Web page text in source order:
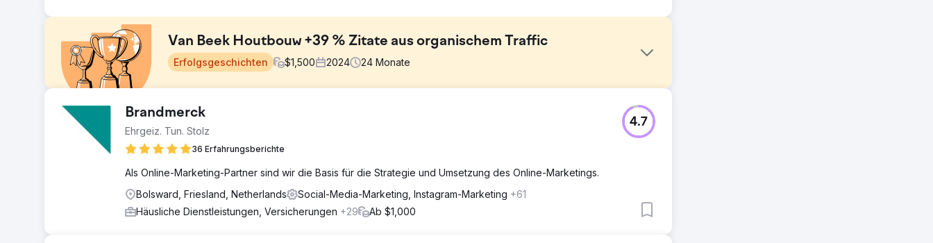
Van Beek Houtbouw +39 % Zitate aus organischem Traffic
Erfolgsgeschichten $1,500 2024 24 Monate
Herausforderung
Van Beek Houtbouw hat uns gefragt, ob wir ihm beim Aufbau verschiedener Marketingaktivitäten helfen könnten. Dabei ging es
darum, das ganze Jahr über stabilere Anfragen zu haben und eine immer regelmäßigere Online-Sichtbarkeit zu erreichen.
Wir haben eine Kombination aus Google Ads-Kampagnen und Social-Media-Kampagnen verwendet, um den besten CPA zu
Sitzungen +46 %, Benutzer +42 %, Zitate über Google organisch +39 %. Jetzt einer der Top-3-Player organisch.
Brandmerck
Ehrgeiz. Tun. Stolz
36 Erfahrungsberichte
4.7
Als Online-Marketing-Partner sind wir die Basis für die Strategie und Umsetzung des Online-Marketings.
Bolsward, Friesland, Netherlands
Social-Media-Marketing, Instagram-Marketing +61
Häusliche Dienstleistungen, Versicherungen +29 Ab $1,000